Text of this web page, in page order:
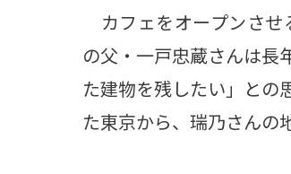
カフェをオープンさせ
の父・一戸忠蔵さんは長
た建物を残したい」との
た東京から、瑞乃さんの